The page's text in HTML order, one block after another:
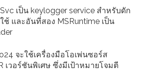
เป็น keylogger service สำหรับดัก
ช้ และอันที่สอง MSRuntime เป็น
จะใช้เครื่องมือโอเพ่นซอร์ส
เวอร์ชันพิเศษ ซึ่งมีเป้าหมายโจมตี